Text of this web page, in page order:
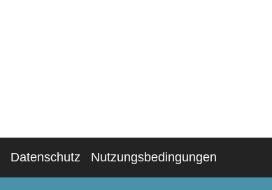
Datenschutz Nutzungsbedingungen